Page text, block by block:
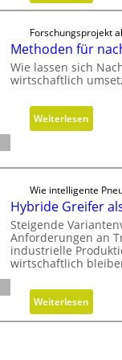
a
f
m
i
t
s
e
s
F
r
e
i
h
i
t
s
-
h
e
c
H
d
r
a
l
i
l
i
n
d
e
i
n
Forschungsprojekt
Methoden für
Wie lassen sich
wirtschaftlich
Weiterlesen:
M
t
h
o
d
e
n
f
ü
r
n
Wie intelligente
Hybride Greifer
Steigende
Anforderungen an
industrielle
wirtschaftlich
Weiterlesen:
H